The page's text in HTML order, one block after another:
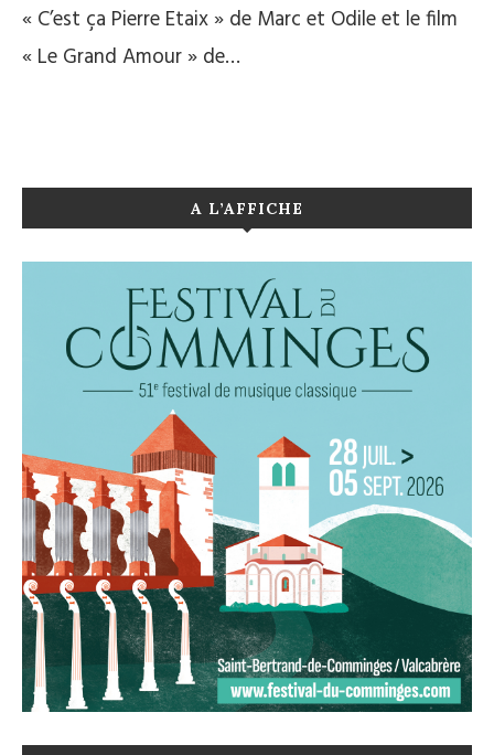
« C’est ça Pierre Etaix » de Marc et Odile et le film
« Le Grand Amour » de…
A L’AFFICHE